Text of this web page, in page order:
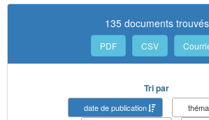
135 documents trouvés
PDF CSV
Tri par
date de publication